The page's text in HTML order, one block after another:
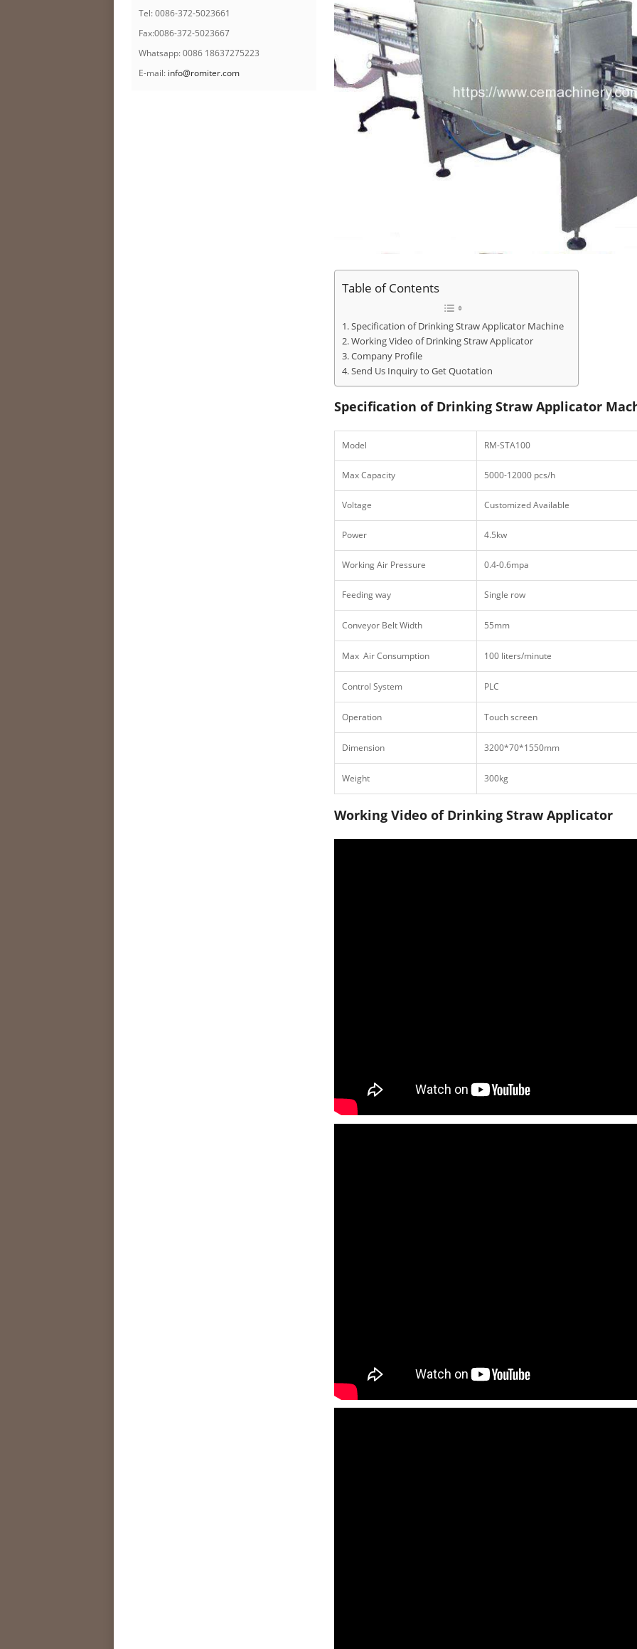
Table of Contents
Specification of Drinking Straw Applicator Machine
Working Video of Drinking Straw Applicator
Company Profile
Send Us Inquiry to Get Quotation
Specification of Drinking Straw Applicator
Model RM-STA100
Max Capacity 5000-12000 pcs/h
Voltage Customized Available
Power 4.5kw
Working Air Pressure 0.4-0.6mpa
Feeding way Single row
Conveyor Belt Width 55mm
Max Air Consumption 100 liters/minute
Control System PLC
Operation Touch screen
Dimension 3200*70*1550mm
Weight 300kg
Working Video of Drinking Straw Applicator
Tel: 0086-372-5023661
Fax:0086-372-5023667
Whatsapp: 0086 18637275223
E-mail: info@romiter.com